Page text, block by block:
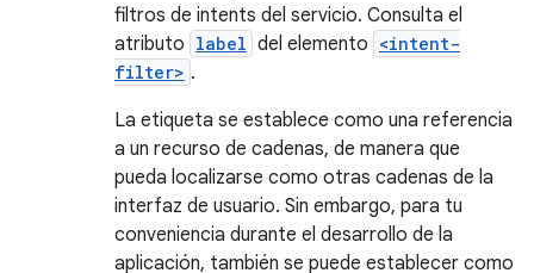
filtros de intents del servicio. Consulta el
atributo label del elemento <intent-
filter> .
La etiqueta se establece como una referencia
a un recurso de cadenas, de manera que
pueda localizarse como otras cadenas de la
interfaz de usuario. Sin embargo, para tu
conveniencia durante el desarrollo de la
aplicación, también se puede establecer como